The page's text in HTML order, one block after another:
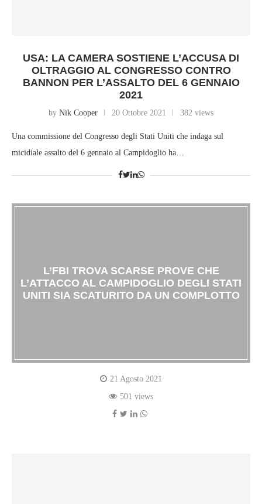
USA: LA CAMERA SOSTIENE L’ACCUSA DI
OLTRAGGIO AL CONGRESSO CONTRO
BANNON PER L’ASSALTO DEL 6 GENNAIO
2021
by Nik Cooper 20 Ottobre 2021 382 views
Una commissione del Congresso degli Stati Uniti che indaga sul
micidiale assalto del 6 gennaio al Campidoglio ha…
L’FBI TROVA SCARSE PROVE CHE
L’ATTACCO AL CAMPIDOGLIO DEGLI STATI
UNITI SIA SCATURITO DA UN COMPLOTTO
21 Agosto 2021
501 views